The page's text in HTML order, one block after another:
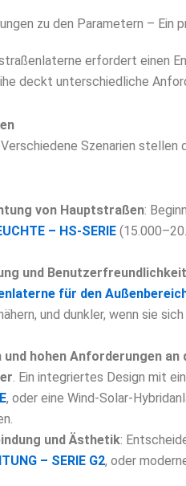
zu den Parametern – Ein
erfordert einen
deckt unterschiedliche
Szenarien
von Hauptstraßen:
– HS-SERIE
und Benutzerfreundlichkeit
für den
und dunkler, wenn sie
hohen Anforderungen an
. Ein integriertes Design mit
, oder eine Wind-Solar-
und Ästhetik:
– SERIE G2, oder